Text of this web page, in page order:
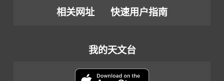
相关网址
快速用户指南
我的天文台